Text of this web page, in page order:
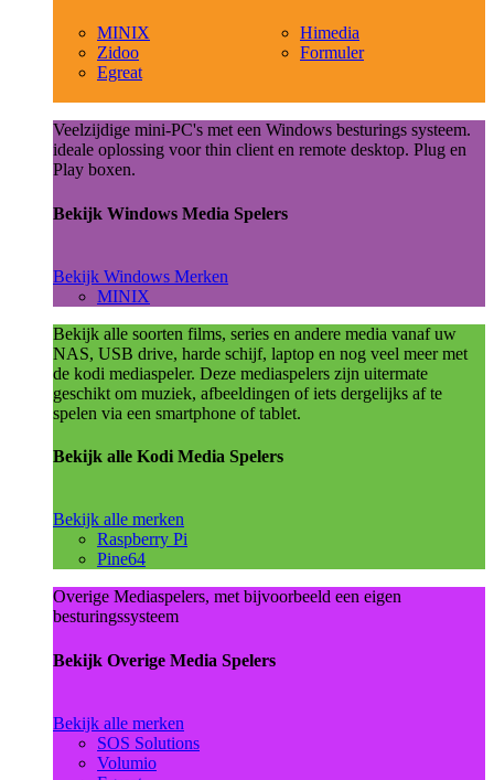
MINIX
Zidoo
Egreat
Himedia
Formuler
Veelzijdige mini-PC's met een Windows besturings systeem.
ideale oplossing voor thin client en remote desktop. Plug en
Play boxen.
Bekijk Windows Media Spelers
Bekijk Windows Merken
MINIX
Bekijk alle soorten films, series en andere media vanaf uw
NAS, USB drive, harde schijf, laptop en nog veel meer met
de kodi mediaspeler. Deze mediaspelers zijn uitermate
geschikt om muziek, afbeeldingen of iets dergelijks af te
spelen via een smartphone of tablet.
Bekijk alle Kodi Media Spelers
Bekijk alle merken
Raspberry Pi
Pine64
Overige Mediaspelers, met bijvoorbeeld een eigen
besturingssysteem
Bekijk Overige Media Spelers
Bekijk alle merken
SOS Solutions
Volumio